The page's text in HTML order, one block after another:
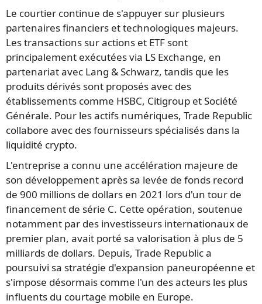
Le courtier continue de s'appuyer sur plusieurs
partenaires financiers et technologiques majeurs.
Les transactions sur actions et ETF sont
principalement exécutées via LS Exchange, en
partenariat avec Lang & Schwarz, tandis que les
produits dérivés sont proposés avec des
établissements comme HSBC, Citigroup et Société
Générale. Pour les actifs numériques, Trade Republic
collabore avec des fournisseurs spécialisés dans la
liquidité crypto.
L'entreprise a connu une accélération majeure de
son développement après sa levée de fonds record
de 900 millions de dollars en 2021 lors d'un tour de
financement de série C. Cette opération, soutenue
notamment par des investisseurs internationaux de
premier plan, avait porté sa valorisation à plus de 5
milliards de dollars. Depuis, Trade Republic a
poursuivi sa stratégie d'expansion paneuropéenne et
s'impose désormais comme l'un des acteurs les plus
influents du courtage mobile en Europe.